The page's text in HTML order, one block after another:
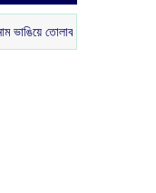
পেট্রাপোল সীমান্ত এলাকা থেকে